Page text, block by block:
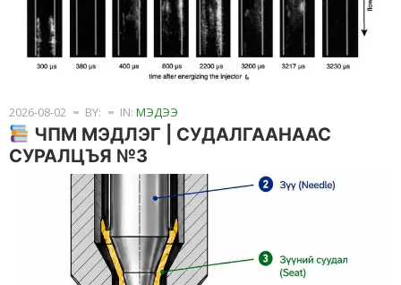
2026-08-02 BY: IN: МЭДЭЭ
ЧПМ МЭДЛЭГ | СУДАЛГААНААС
СУРАЛЦЪЯ №3